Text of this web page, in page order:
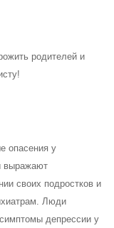
родителей и
опасения у
выражают
своих подростков и
Люди
депрессии у